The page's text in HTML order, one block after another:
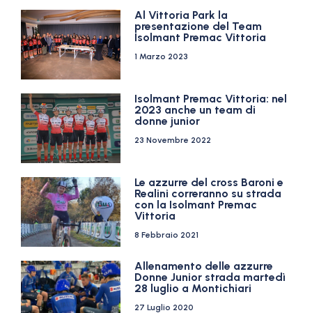
Al Vittoria Park la
presentazione del Team
Isolmant Premac Vittoria
1 Marzo 2023
Isolmant Premac Vittoria: nel
2023 anche un team di
donne junior
23 Novembre 2022
Le azzurre del cross Baroni e
Realini correranno su strada
con la Isolmant Premac
Vittoria
8 Febbraio 2021
Allenamento delle azzurre
Donne Junior strada martedì
28 luglio a Montichiari
27 Luglio 2020